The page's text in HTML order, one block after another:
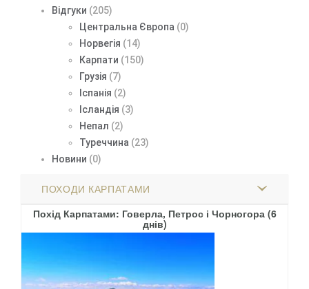
Відгуки (205)
Центральна Європа (0)
Норвегія (14)
Карпати (150)
Грузія (7)
Іспанія (2)
Ісландія (3)
Непал (2)
Туреччина (23)
Новини (0)
ПОХОДИ КАРПАТАМИ
Похід Карпатами: Говерла, Петрос і Чорногора (6
днів)